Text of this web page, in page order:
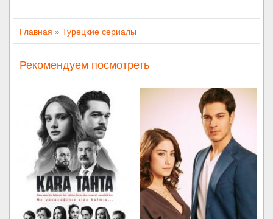
Главная » Турецкие сериалы
Рекомендуем посмотреть